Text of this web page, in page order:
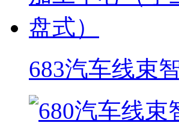
683汽车线束